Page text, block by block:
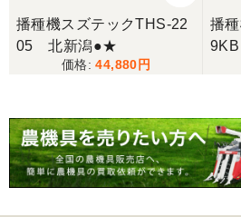
で、とても嬉しいです。今
げて、来年の作業が楽しみに
播種機スズテックTHS-22
05 北新潟●★
44,880
播